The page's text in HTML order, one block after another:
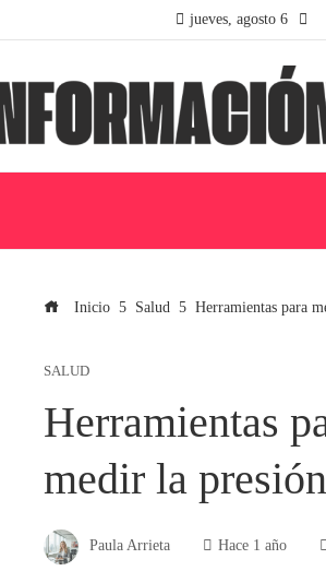
jueves, agosto 6
Inicio Salud Herramientas para
SALUD
Herramientas
medir la presión
Paula Arrieta Hace 1 año